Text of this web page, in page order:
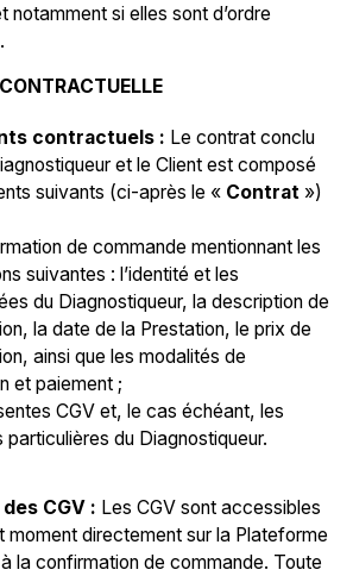
notamment si elles sont d’ordre
contractuels : Le contrat conclu
et le Client est composé
suivants (ci-après le « Contrat»)
de commande mentionnant les
suivantes : l’identité et les
du Diagnostiqueur, la description de
la date de la Prestation, le prix de
ainsi que les modalités de
et paiement ;
CGV et, le cas échéant, les
particulières du Diagnostiqueur.
CGV : Les CGV sont accessibles
moment directement sur la Plateforme
la confirmation de commande. Toute